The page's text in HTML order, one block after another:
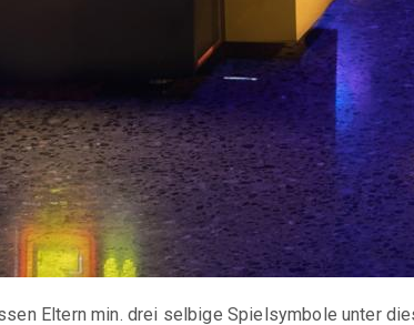
Eltern min. drei selbige Spielsymbole unter